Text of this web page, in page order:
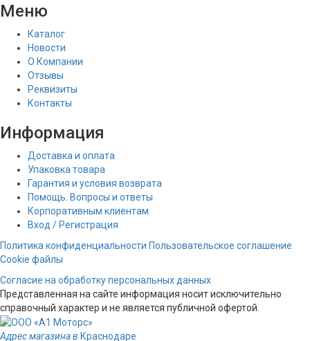
Меню
Каталог
Новости
О Компании
Отзывы
Реквизиты
Контакты
Информация
Доставка и оплата
Упаковка товара
Гарантия и условия возврата
Помощь. Вопросы и ответы
Корпоративным клиентам
Вход / Регистрация
Политика конфиденциальности Пользовательское соглашение
Cookie файлы
Согласие на обработку персональных данных
Представленная на сайте информация носит исключительно
справочный характер и не является публичной офертой.
Адрес магазина в Краснодаре